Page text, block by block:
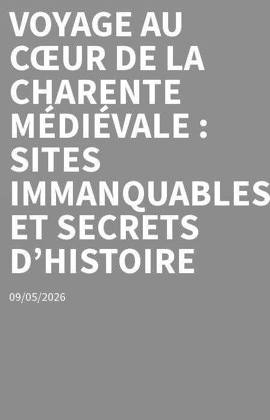
VOYAGE AU
CŒUR DE LA
CHARENTE
MÉDIÉVALE :
SITES
ET SECRETS
D’HISTOIRE
09/05/2026